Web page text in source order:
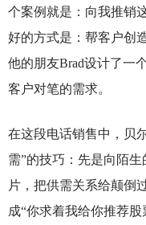
个案例就是：向我推销
好的方式是：帮客户创
他的朋友Brad设计了一
客户对笔的需求。
在这段电话销售中，贝
需”的技巧：先是向陌
片，把供需关系给颠倒
成“你求着我给你推荐股